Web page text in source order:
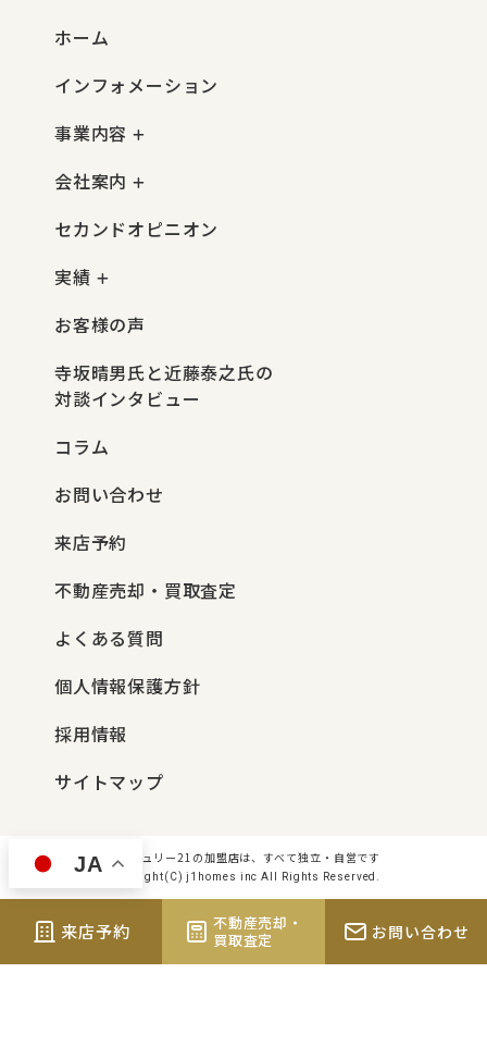
ホーム
インフォメーション
事業内容
会社案内
セカンドオピニオン
実績
お客様の声
寺坂晴男氏と近藤泰之氏の
対談インタビュー
コラム
お問い合わせ
来店予約
不動産売却・買取査定
よくある質問
個人情報保護方針
採用情報
サイトマップ
センチュリー21の加盟店は、すべて独立・自営です
Copyright(C) j1homes inc All Rights Reserved.
来店予約
不動産売却・
買取査定
お問い合わせ
JA